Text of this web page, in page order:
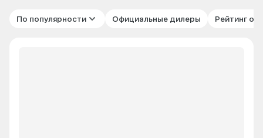
По популярности Официальные дилеры Рейтинг